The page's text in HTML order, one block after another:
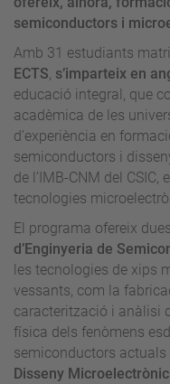
semiconductors i
Amb 31 estudiants
ECTS, s’imparteix en
educació integral, que
acadèmica de les
d’experiència en
semiconductors i
de l’IMB-CNM del CSIC,
tecnologies
El programa ofereix
d’Enginyeria de
les tecnologies de xips
vessants, com la
caracterització i anàlisi
física dels fenòmens
semiconductors actuals
Disseny Microelectrònic